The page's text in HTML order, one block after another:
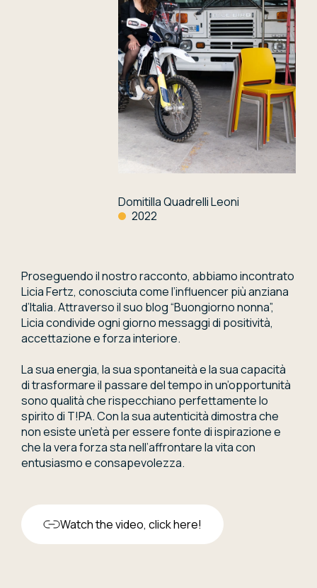
Domitilla Quadrelli Leoni
2022
Proseguendo il nostro racconto, abbiamo incontrato
Licia Fertz, conosciuta come l’influencer più anziana
d’Italia. Attraverso il suo blog “Buongiorno nonna”,
Licia condivide ogni giorno messaggi di positività,
accettazione e forza interiore.
La sua energia, la sua spontaneità e la sua capacità
di trasformare il passare del tempo in un’opportunità
sono qualità che rispecchiano perfettamente lo
spirito di T!PA. Con la sua autenticità dimostra che
non esiste un’età per essere fonte di ispirazione e
che la vera forza sta nell’affrontare la vita con
entusiasmo e consapevolezza.
Watch the video, click here!